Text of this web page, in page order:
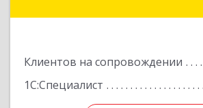
Клиентов на сопровождении
1С:Специалист